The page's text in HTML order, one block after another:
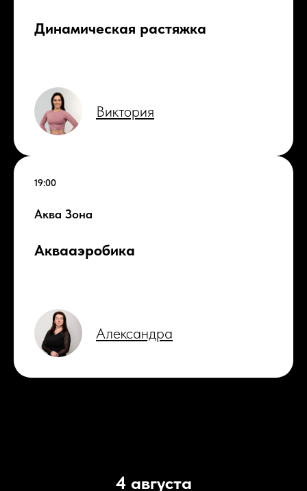
Динамическая растяжка
Виктория
19:00
Аква Зона
Аквааэробика
Александра
4 августа